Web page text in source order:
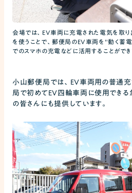
会場では、EV車両に充電された電気を取
を使うことで、郵便局のEV車両を"動く蓄
でのスマホの充電などに活用することができ
小山郵便局では、EV車両用の普通
局で初めてEV四輪車両に使用でき
の皆さんにも提供しています。